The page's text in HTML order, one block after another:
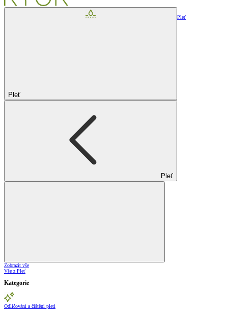
Pleť
Pleť
Pleť
Zobrazit vše
Vše z Pleť
Kategorie
Odličování a čištění pleti